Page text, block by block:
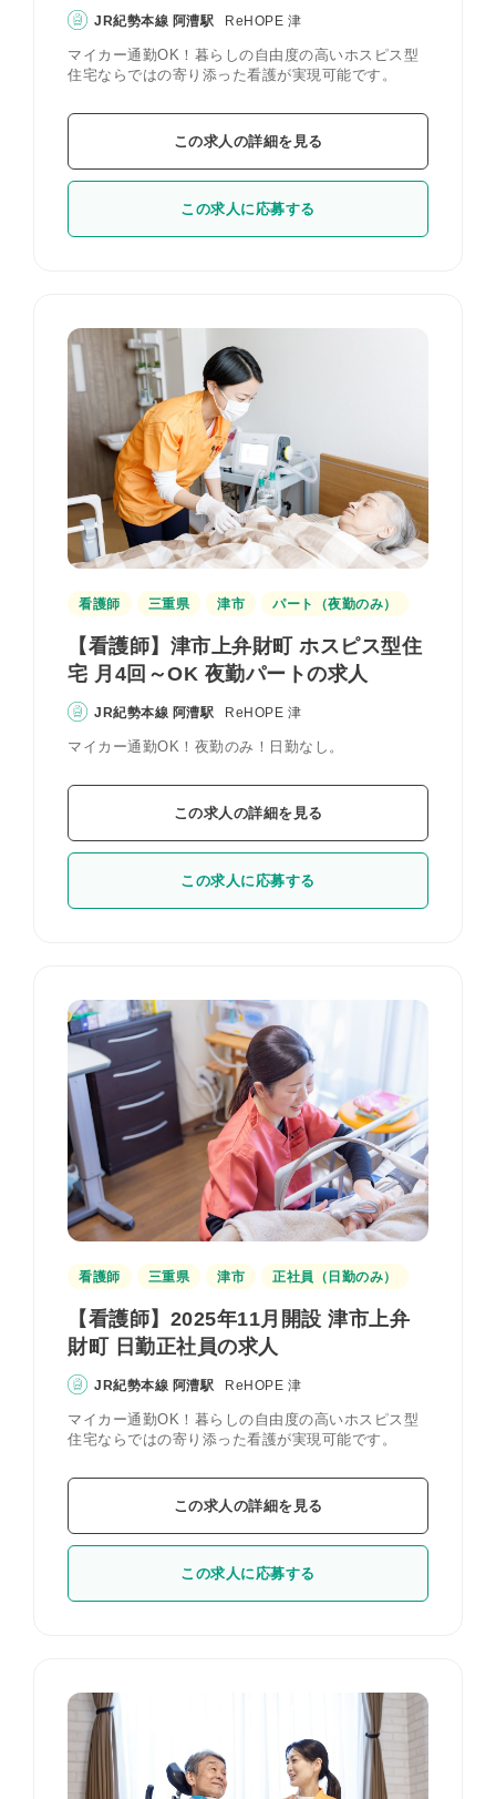
JR紀勢本線 阿漕駅 ReHOPE 津
マイカー通勤OK！暮らしの自由度の高いホスピス型
住宅ならではの寄り添った看護が実現可能です。
この求人の詳細を見る
この求人に応募する
看護師 三重県 津市 パート（夜勤のみ）
【看護師】津市上弁財町 ホスピス型住
宅 月4回～OK 夜勤パートの求人
JR紀勢本線 阿漕駅 ReHOPE 津
マイカー通勤OK！夜勤のみ！日勤なし。
この求人の詳細を見る
この求人に応募する
看護師 三重県 津市 正社員（日勤のみ）
【看護師】2025年11月開設 津市上弁
財町 日勤正社員の求人
JR紀勢本線 阿漕駅 ReHOPE 津
マイカー通勤OK！暮らしの自由度の高いホスピス型
住宅ならではの寄り添った看護が実現可能です。
この求人の詳細を見る
この求人に応募する